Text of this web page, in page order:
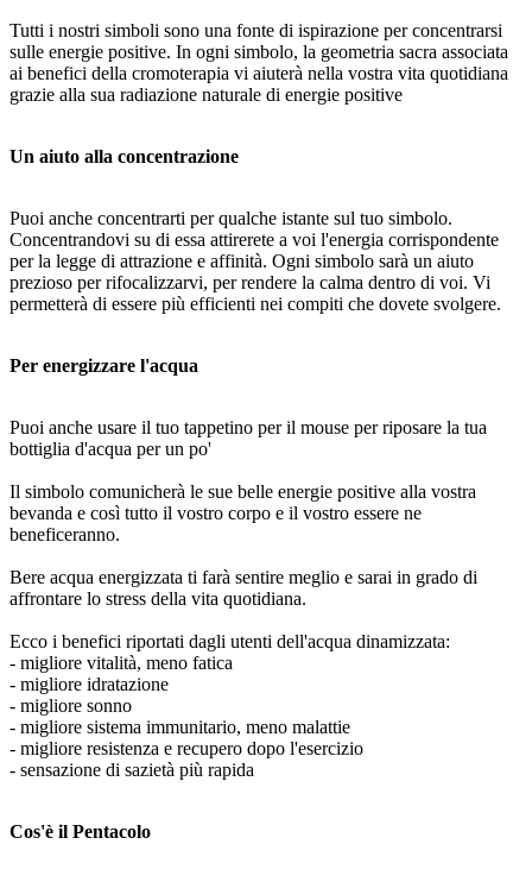
Tutti i nostri simboli sono una fonte di ispirazione per concentrarsi
sulle energie positive. In ogni simbolo, la geometria sacra associata
ai benefici della cromoterapia vi aiuterà nella vostra vita quotidiana
grazie alla sua radiazione naturale di energie positive
Un aiuto alla concentrazione
Puoi anche concentrarti per qualche istante sul tuo simbolo.
Concentrandovi su di essa attirerete a voi l'energia corrispondente
per la legge di attrazione e affinità. Ogni simbolo sarà un aiuto
prezioso per rifocalizzarvi, per rendere la calma dentro di voi. Vi
permetterà di essere più efficienti nei compiti che dovete svolgere.
Per energizzare l'acqua
Puoi anche usare il tuo tappetino per il mouse per riposare la tua
bottiglia d'acqua per un po'
Il simbolo comunicherà le sue belle energie positive alla vostra
bevanda e così tutto il vostro corpo e il vostro essere ne
beneficeranno.
Bere acqua energizzata ti farà sentire meglio e sarai in grado di
affrontare lo stress della vita quotidiana.
Ecco i benefici riportati dagli utenti dell'acqua dinamizzata:
- migliore vitalità, meno fatica
- migliore idratazione
- migliore sonno
- migliore sistema immunitario, meno malattie
- migliore resistenza e recupero dopo l'esercizio
- sensazione di sazietà più rapida
Cos'è il Pentacolo